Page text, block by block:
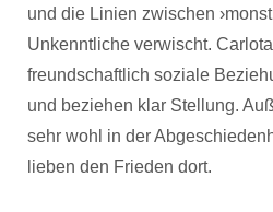
und die Linien zwischen
Unkenntliche verwischt.
freundschaftlich soziale
und beziehen klar Stellung.
sehr wohl in der
lieben den Frieden dort.